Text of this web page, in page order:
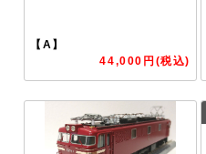
【A】
44,000円(税込)